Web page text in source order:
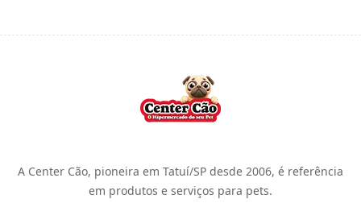
A Center Cão, pioneira em Tatuí/SP desde 2006, é referência
em produtos e serviços para pets.